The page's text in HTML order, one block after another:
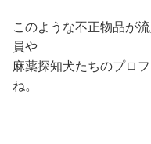
このような不正物品が
員や
麻薬探知犬たちのプロ
ね。